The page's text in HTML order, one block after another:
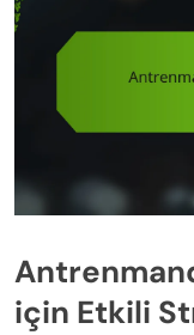
için Etkili